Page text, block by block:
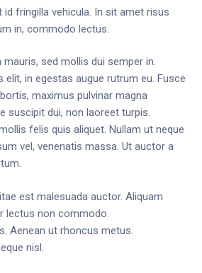
id fringilla vehicula. In sit amet risus
in, commodo lectus.
sed mollis dui semper in.
elit, in egestas augue rutrum eu. Fusce
maximus pulvinar magna
suscipit dui, non laoreet turpis.
felis quis aliquet. Nullam ut neque
vel, venenatis massa. Ut auctor a
est malesuada auctor. Aliquam
lectus non commodo.
Aenean ut rhoncus metus.
nisl.